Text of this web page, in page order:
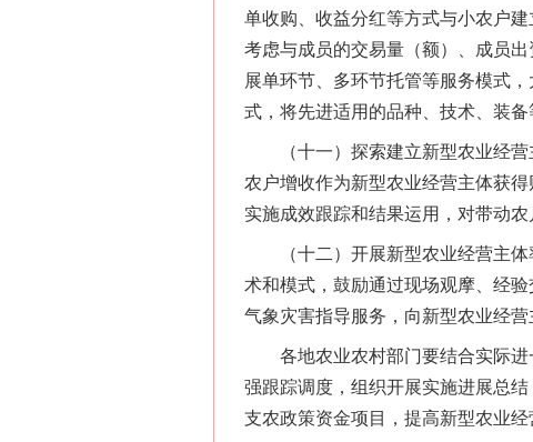
单收购、收益分红等方式与小农户
考虑与成员的交易量（额）、成员
展单环节、多环节托管等服务模式
式，将先进适用的品种、技术、装备
（十一）探索建立新型农业经营
农户增收作为新型农业经营主体获
实施成效跟踪和结果运用，对带动
（十二）开展新型农业经营主体
术和模式，鼓励通过现场观摩、经
气象灾害指导服务，向新型农业经
各地农业农村部门要结合实际进
强跟踪调度，组织开展实施进展总
支农政策资金项目，提高新型农业
这是一记警钟！